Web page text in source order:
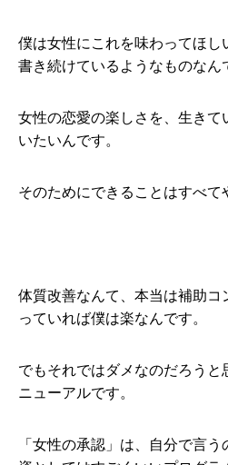
僕は女性にこれを味わってほし
書き続けているようなものなん
女性の恋愛の楽しさを、生きて
いたいんです。
そのためにできることはすべて
体質改善なんて、本当は補助コ
っていれば僕は楽なんです。
でもそれではダメなのだろうと
ニューアルです。
「女性の承認」は、自分で言